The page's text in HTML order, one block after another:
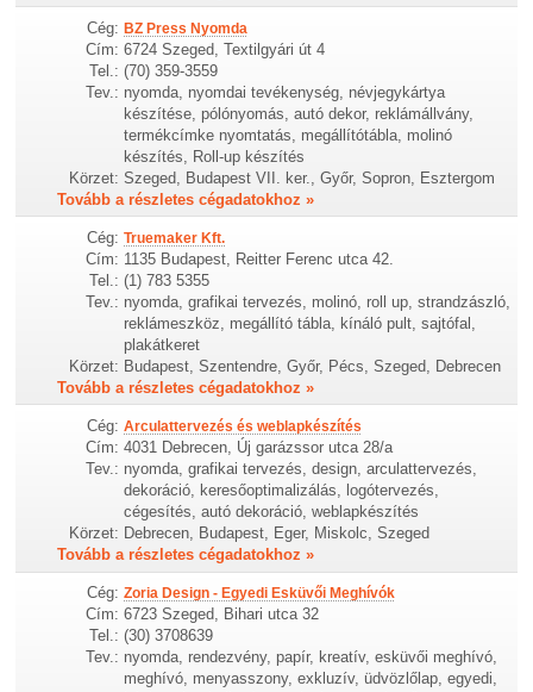
Cég: BZ Press Nyomda
Cím: 6724 Szeged, Textilgyári út 4
Tel.: (70) 359-3559
Tev.: nyomda, nyomdai tevékenység, névjegykártya
készítése, pólónyomás, autó dekor, reklámállvány,
termékcímke nyomtatás, megállítótábla, molinó
készítés, Roll-up készítés
Körzet: Szeged, Budapest VII. ker., Győr, Sopron, Esztergom
Tovább a részletes cégadatokhoz »
Cég: Truemaker Kft.
Cím: 1135 Budapest, Reitter Ferenc utca 42.
Tel.: (1) 783 5355
Tev.: nyomda, grafikai tervezés, molinó, roll up, strandzászló,
reklámeszköz, megállító tábla, kínáló pult, sajtófal,
plakátkeret
Körzet: Budapest, Szentendre, Győr, Pécs, Szeged, Debrecen
Tovább a részletes cégadatokhoz »
Cég: Arculattervezés és weblapkészítés
Cím: 4031 Debrecen, Új garázssor utca 28/a
Tev.: nyomda, grafikai tervezés, design, arculattervezés,
dekoráció, keresőoptimalizálás, logótervezés,
cégesítés, autó dekoráció, weblapkészítés
Körzet: Debrecen, Budapest, Eger, Miskolc, Szeged
Tovább a részletes cégadatokhoz »
Cég: Zoria Design - Egyedi Esküvői Meghívók
Cím: 6723 Szeged, Bihari utca 32
Tel.: (30) 3708639
Tev.: nyomda, rendezvény, papír, kreatív, esküvői meghívó,
meghívó, menyasszony, exkluzív, üdvözlőlap, egyedi,